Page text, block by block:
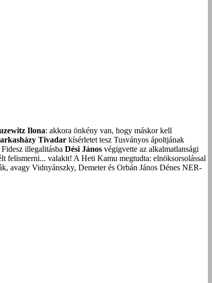
Ilona: akkora önkény van, hogy máskor kell
Tivadar kísérletet tesz Tusványos ápoltjának
illegalitásba Dési János végigvette az alkalmatlansági
felismerni... valakit! A Heti Kamu megtudta: elnöksorsolással
avagy Vidnyánszky, Demeter és Orbán János Dénes NER-